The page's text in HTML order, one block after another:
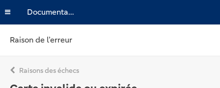
Documentation
Raison de l’erreur
Raisons des échecs